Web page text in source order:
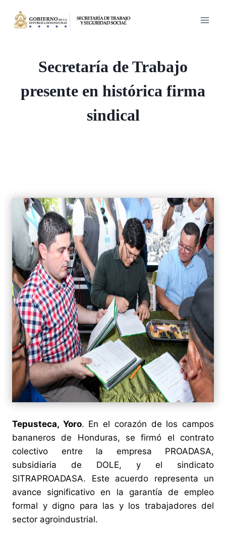
Secretaría de Trabajo
presente en histórica firma
sindical
Tepusteca, Yoro. En el corazón de los campos
bananeros de Honduras, se firmó el contrato
colectivo entre la empresa PROADASA,
subsidiaria de DOLE, y el sindicato
SITRAPROADASA. Este acuerdo representa un
avance significativo en la garantía de empleo
formal y digno para las y los trabajadores del
sector agroindustrial.